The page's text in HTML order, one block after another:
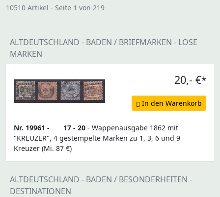
10510 Artikel - Seite 1 von 219
ALTDEUTSCHLAND - BADEN / BRIEFMARKEN - LOSE
MARKEN
20,- €*
In den Warenkorb
Nr. 19961 - 17 - 20 - Wappenausgabe 1862 mit
"KREUZER", 4 gestempelte Marken zu 1, 3, 6 und 9
Kreuzer (Mi. 87 €)
ALTDEUTSCHLAND - BADEN / BESONDERHEITEN -
DESTINATIONEN